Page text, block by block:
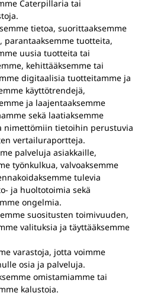
Caterpillaria tai
tietoa, suorittaaksemme
parantaaksemme tuotteita,
uusia tuotteita tai
kehittääksemme tai
digitaalisia tuotteitamme ja
käyttötrendejä,
ja laajentaaksemme
sekä laatiaksemme
nimettömiin tietoihin perustuvia
vertailuraportteja.
palveluja asiakkaille,
työnkulkua, valvoaksemme
tulevia
ja huoltotoimia sekä
ongelmia.
suositusten toimivuuden,
valituksia ja täyttääksemme
varastoja, jotta voimme
osia ja palveluja.
omistamiamme tai
kalustoja.